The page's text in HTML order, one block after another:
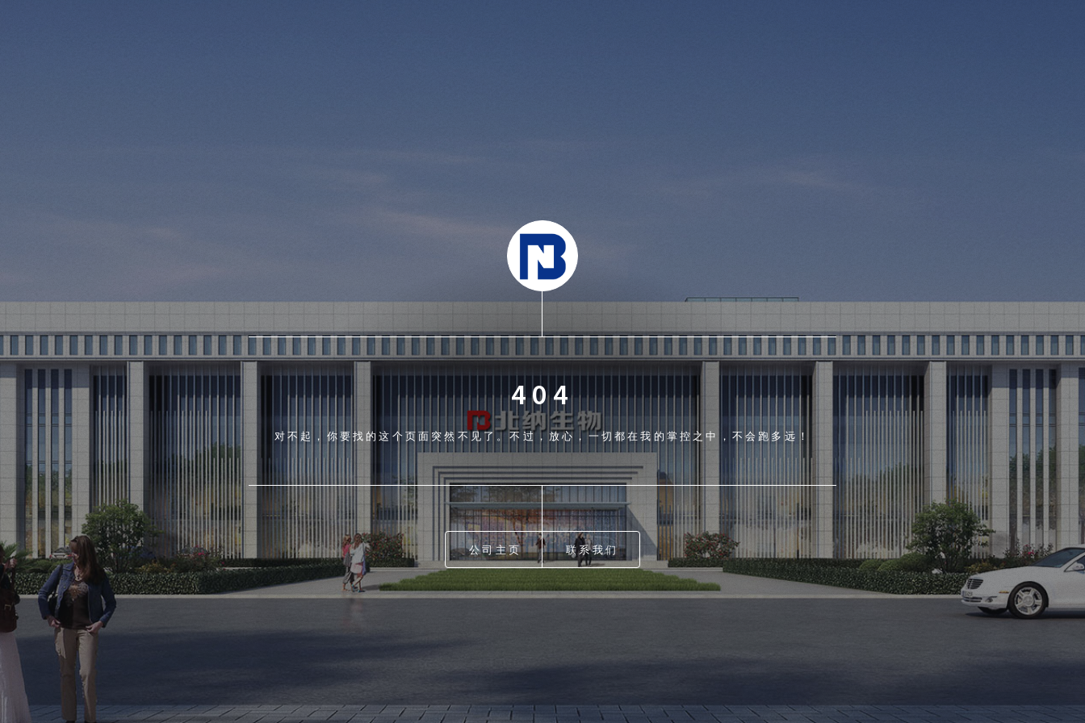
404
对不起，你要找的这个页面突然不见了。不过，放心，一切都在我的掌控之中，不会跑多远！
公司主页 联系我们